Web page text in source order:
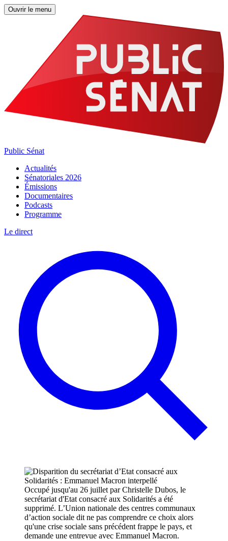
Ouvrir le menu
Public Sénat
Actualités
Sénatoriales 2026
Émissions
Documentaires
Podcasts
Programme
Le direct
Occupé jusqu'au 26 juillet par Christelle Dubos, le
secrétariat d'Etat consacré aux Solidarités a été
supprimé. L’Union nationale des centres communaux
d’action sociale dit ne pas comprendre ce choix alors
qu'une crise sociale sans précédent frappe le pays, et
demande une entrevue avec Emmanuel Macron.